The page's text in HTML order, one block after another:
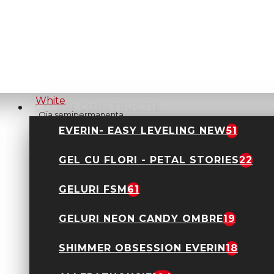
GELURI CONSTRUCTIE
EVERIN- EASY LEVELING NEW51
GEL CU FLORI - PETAL STORIES22
GELURI FSM61
GELURI NEON CANDY OMBRE19
SHIMMER OBSESSION EVERIN18
Oja semipermanenta
White
Everin Celebrity 15ml-
29,90 Lei